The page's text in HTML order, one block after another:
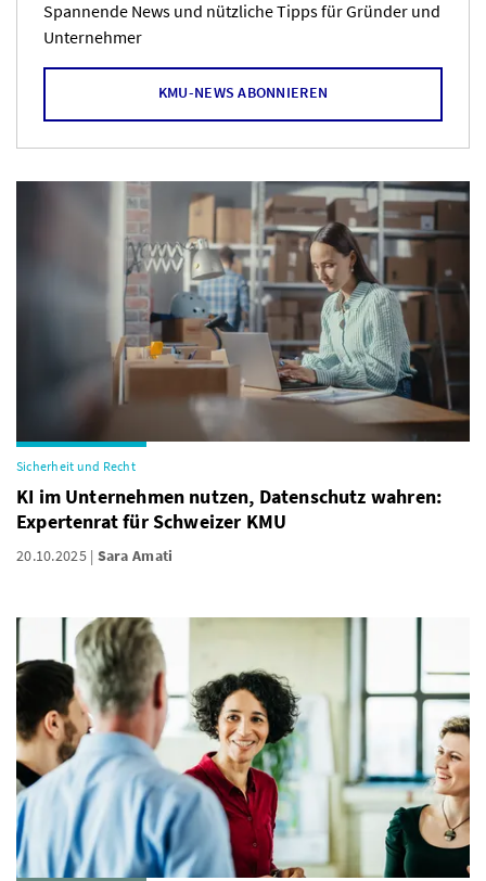
Spannende News und nützliche Tipps für Gründer und
Unternehmer
KMU-NEWS ABONNIEREN
Sicherheit und Recht
KI im Unternehmen nutzen, Datenschutz wahren:
Expertenrat für Schweizer KMU
20.10.2025 Sara Amati